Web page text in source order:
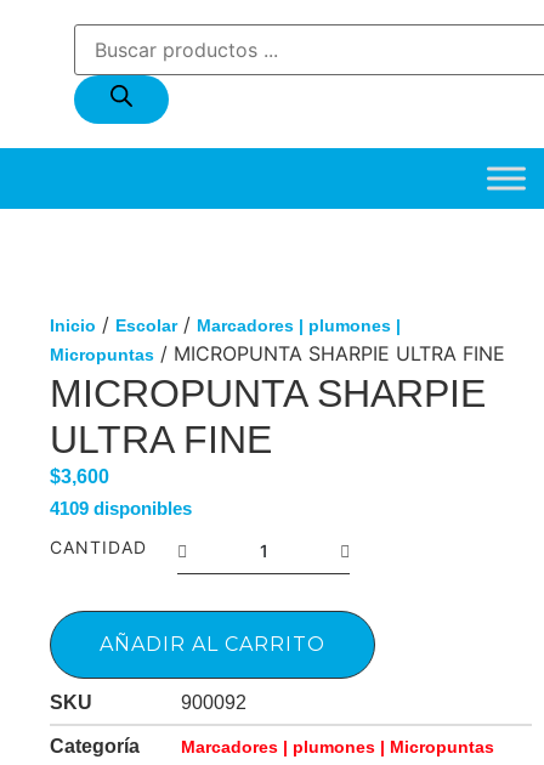
Inicio / Escolar/ Marcadores | plumones |
Micropuntas / MICROPUNTA SHARPIE ULTRA FINE
MICROPUNTA SHARPIE
ULTRA FINE
$3,600
4109 disponibles
CANTIDAD
AÑADIR AL CARRITO
SKU 900092
Categoría Marcadores | plumones | Micropuntas